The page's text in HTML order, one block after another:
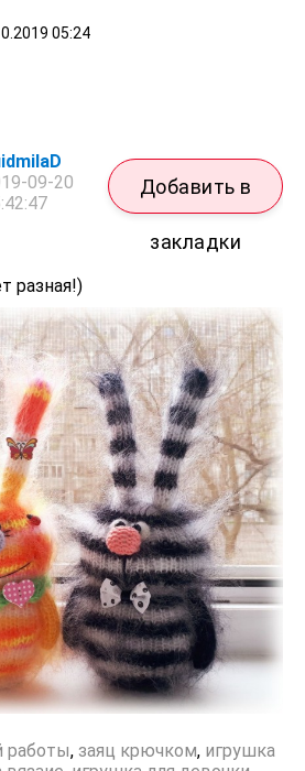
05:24
09-20
Добавить в
закладки
разная!)
работы, заяц крючком, игрушка